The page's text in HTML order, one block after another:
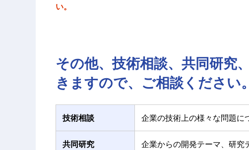
い。
その他、技術相談、共同研究
きますので、ご相談ください。
技術相談 企業の技術上の様々な問題に
共同研究
企業からの開発テーマ、研究